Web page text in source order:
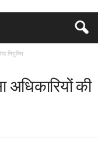
नियुक्ति
अधिकारियों की